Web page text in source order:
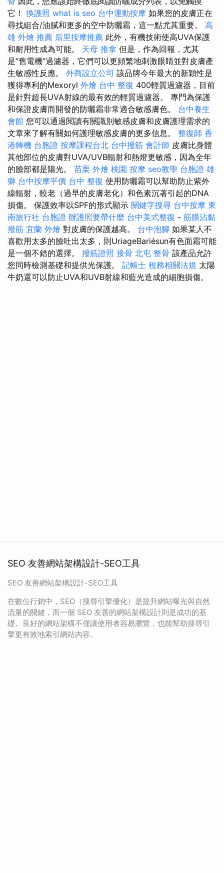
它！ 換護照 what is seo 台中運動按摩 如果您的皮膚正在
尋找組合/油膩和更多的空中防曬霜，這一點尤其重要。 高
雄 外燴 推薦 后里按摩推薦 此外，有機技術使高UVA保護
和耐用性成為可能。 天母 推拿 但是，作為回報，尤其
是“舊電機”過濾器，它們可以更頻繁地刺激眼睛並對皮膚產
生敏感性反應。 外商設立公司 該品牌今年最大的新穎性是
獲得專利的Mexoryl 外燴 台中 整復 400輕質過濾器，目前
是針對超長UVA射線的最有效的輕質過濾器。 專門為保護
和保證皮膚而開發的防曬霜非常適合敏感膚色。 台中養生
會館 您可以通過閱讀有關識別敏感皮膚和皮膚護理需求的
文章來了解有關如何護理敏感皮膚的更多信息。 整復師 香
港轉機 台胞證 按摩課程台北 台中撥筋 會計師 皮膚比身體
其他部位的皮膚對UVA/UVB輻射和熱燈更敏感，因為全年
的臉部都是陽光。 苗栗 外燴 桃園 按摩 seo教學 台胞證 雄
獅 台中按摩平價 台中 整復 使用防曬霜可以幫助防止紫外
線輻射，較老（過早的皮膚老化）和色素沉著引起的DNA
損傷。 保護效率以SPF的形式顯示 關鍵字搜尋 台中按摩 東
南旅行社 台胞證 辦護照要帶什麼 台中美式整復 - 筋膜沾黏
撥筋 宜蘭 外燴 對皮膚的保護越高。 台中泡腳 如果某人不
喜歡用太多的臉吐出太多，則UriageBariésun有色面霜可能
是一個不錯的選擇。 撥筋證照 接骨 北屯 整骨 該產品允許
您同時檢測基礎和提供光保護。 記帳士 稅務相關法規 太陽
牛奶還可以防止UVA和UVB射線和藍光造成的細胞損傷。
SEO 友善網站架構設計-SEO工具
SEO 友善網站架構設計-SEO工具
在數位行銷中，SEO（搜尋引擎優化）是提升網站曝光與自然
流量的關鍵，而一個 SEO 友善的網站架構設計則是成功的基
礎。良好的網站架構不僅讓使用者容易瀏覽，也能幫助搜尋引
擎更有效地索引網站內容。